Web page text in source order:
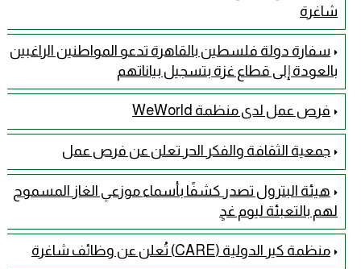
شاغرة
سفارة دولة فلسطين بالقاهرة تدعو المواطنين الراغبين
بالعودة إلى قطاع غزة بتسجيل بياناتهم
فرص عمل لدى منظمة WeWorld
جمعية الثقافة والفكر الحر تعلن عن فرص عمل
هيئة البترول تصدر كشفًا بأسماء موزعي الغاز المسموح
لهم بالتعبئة ليوم غدٍ
منظمة كير الدولية (CARE) تُعلن عن وظائف شاغرة